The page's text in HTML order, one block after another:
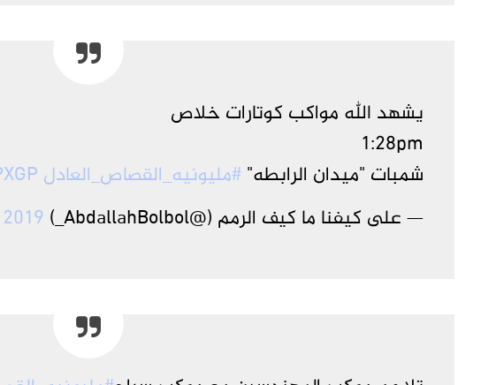
يشهد الله مواكب كوتارات خلاص
1:28pm
شمبات "ميدان الرابطه"#مليونيه_القصاص_العادل
— على كيفنا ما كيف الرمم (@AbdallahBolbol_)